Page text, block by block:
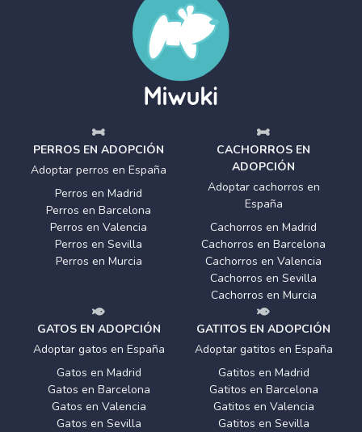
PERROS EN ADOPCIÓN
Adoptar perros en España
Perros en Madrid
Perros en Barcelona
Perros en Valencia
Perros en Sevilla
Perros en Murcia
CACHORROS EN
ADOPCIÓN
Adoptar cachorros en
España
Cachorros en Madrid
Cachorros en Barcelona
Cachorros en Valencia
Cachorros en Sevilla
Cachorros en Murcia
GATOS EN ADOPCIÓN
Adoptar gatos en España
Gatos en Madrid
Gatos en Barcelona
Gatos en Valencia
Gatos en Sevilla
GATITOS EN ADOPCIÓN
Adoptar gatitos en España
Gatitos en Madrid
Gatitos en Barcelona
Gatitos en Valencia
Gatitos en Sevilla